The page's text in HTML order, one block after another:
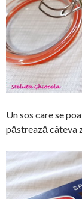
Un sos care se
păstrează câteva